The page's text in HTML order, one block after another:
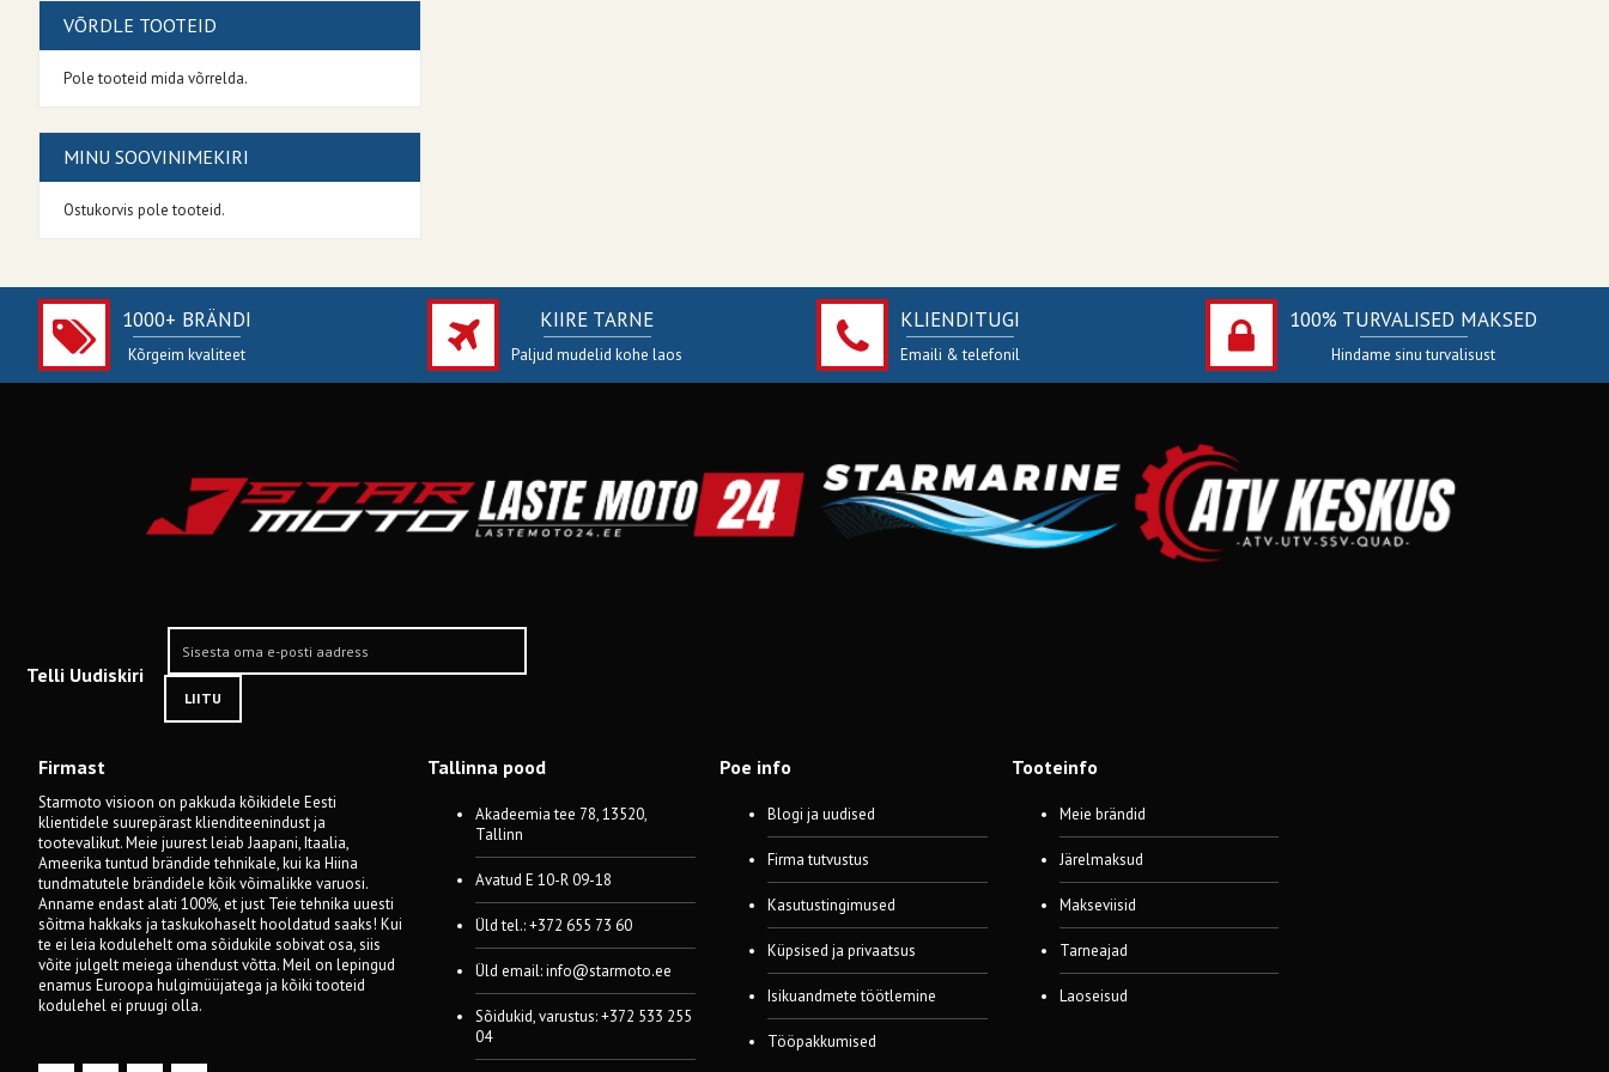
VÕRDLE TOOTEID
Pole tooteid mida võrrelda.
MINU SOOVINIMEKIRI
Ostukorvis pole tooteid.
1000+ BRÄNDI
Kõrgeim kvaliteet
KIIRE TARNE
Paljud mudelid kohe laos
KLIENDITUGI
Emaili & telefonil
100% TURVALISED MAKSED
Hindame sinu turvalisust
Telli Uudiskiri
LIITU
Firmast
Starmoto visioon on pakkuda kõikidele Eesti
klientidele suurepärast klienditeenindust ja
tootevalikut. Meie juurest leiab Jaapani, Itaalia,
Ameerika tuntud brändide tehnikale, kui ka Hiina
tundmatutele brändidele kõik võimalikke varuosi.
Anname endast alati 100%, et just Teie tehnika uuesti
sõitma hakkaks ja taskukohaselt hooldatud saaks! Kui
te ei leia kodulehelt oma sõidukile sobivat osa, siis
võite julgelt meiega ühendust võtta. Meil on lepingud
enamus Euroopa hulgimüüjatega ja kõiki tooteid
kodulehel ei pruugi olla.
Tallinna pood
Akadeemia tee 78, 13520,
Tallinn
Avatud E 10-R 09-18
Üld tel.: +372 655 73 60
Üld email:info@starmoto.ee
Sõidukid, varustus: +372 533 255
04
Poe info
Blogi ja uudised
Firma tutvustus
Kasutustingimused
Küpsised ja privaatsus
Isikuandmete töötlemine
Tööpakkumised
Tooteinfo
Meie brändid
Järelmaksud
Makseviisid
Tarneajad
Laoseisud